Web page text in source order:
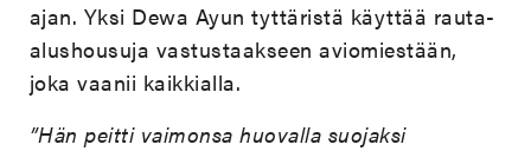
ajan. Yksi Dewa Ayun tyttäristä käyttää rauta-
alushousuja vastustaakseen aviomiestään,
joka vaanii kaikkialla.
”Hän peitti vaimonsa huovalla suojaksi